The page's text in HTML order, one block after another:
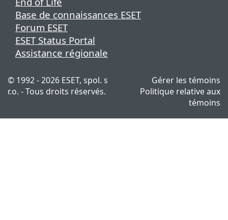
Base de connaissances ESET
Forum ESET
ESET Status Portal
Assistance régionale
© 1992 - 2026 ESET, spol. s
r.o. - Tous droits réservés.
Gérer les témoins
Politique relative aux
témoins